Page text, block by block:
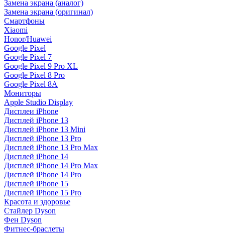
Замена экрана (аналог)
Замена экрана (оригинал)
Смартфоны
Xiaomi
Honor/Huawei
Google Pixel
Google Pixel 7
Google Pixel 9 Pro XL
Google Pixel 8 Pro
Google Pixel 8A
Мониторы
Apple Studio Display
Дисплеи iPhone
Дисплей iPhone 13
Дисплей iPhone 13 Mini
Дисплей iPhone 13 Pro
Дисплей iPhone 13 Pro Max
Дисплей iPhone 14
Дисплей iPhone 14 Pro Max
Дисплей iPhone 14 Pro
Дисплей iPhone 15
Дисплей iPhone 15 Pro
Красота и здоровье
Стайлер Dyson
Фен Dyson
Фитнес-браслеты